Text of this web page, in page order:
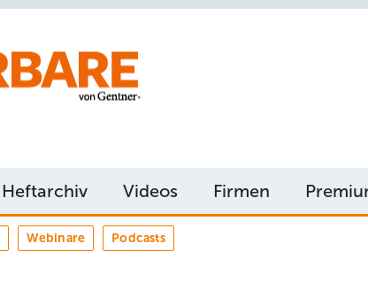
Heftarchiv Videos Firmen
Webinare Podcasts